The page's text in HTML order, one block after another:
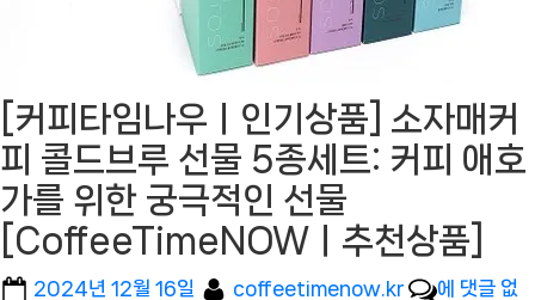
[커피타임나우ㅣ인기상품] 소자매커
피 콜드브루 선물 5종세트: 커피 애호
가를 위한 궁극적인 선물
[CoffeeTimeNOWㅣ추천상품]
Posted
2024년 12월 16일 By
coffeetimenow.kr
[커
에 댓글 없